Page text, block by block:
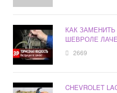
КАК
ШЕВРОЛЕ
2669
CHEVROLET